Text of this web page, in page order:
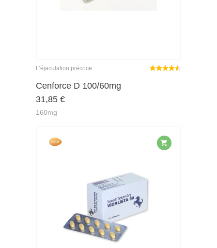
L’éjaculation précoce
Cenforce D 100/60mg
31,85 €
160mg